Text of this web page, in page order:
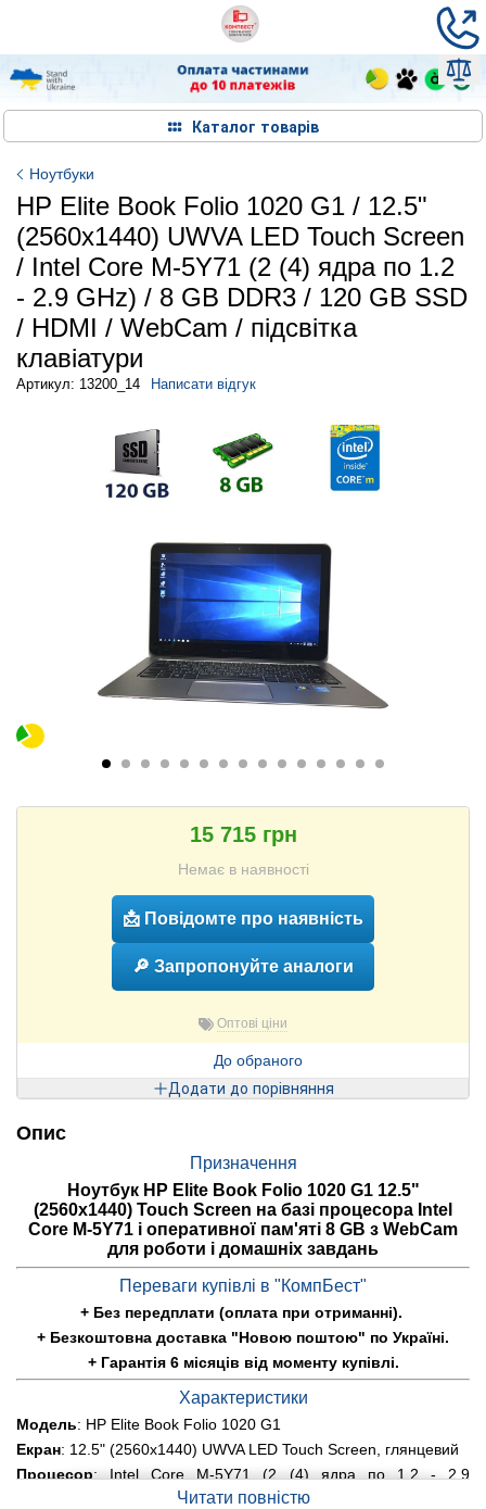
Каталог товарів
Ноутбуки
HP Elite Book Folio 1020 G1 / 12.5"
(2560x1440) UWVA LED Touch Screen
/ Intel Core M-5Y71 (2 (4) ядра по 1.2
- 2.9 GHz) / 8 GB DDR3 / 120 GB SSD
/ HDMI / WebCam / підсвітка
клавіатури
Артикул: 13200_14 Написати відгук
15 715 грн
Немає в наявності
📩 Повідомте про наявність
🔎 Запропонуйте аналоги
Оптові ціни
До обраного
Додати до порівняння
Опис
Призначення
Ноутбук HP Elite Book Folio 1020 G1 12.5"
(2560x1440) Touch Screen на базі процесора Intel
Core M-5Y71 і оперативної пам'яті 8 GB з WebCam
для роботи і домашніх завдань
Переваги купівлі в "КомпБест"
+ Без передплати (оплата при отриманні).
+ Безкоштовна доставка "Новою поштою" по Україні.
+ Гарантія 6 місяців від моменту купівлі.
Характеристики
Модель: HP Elite Book Folio 1020 G1
Екран: 12.5" (2560x1440) UWVA LED Touch Screen, глянцевий
Процесор: Intel Core M-5Y71 (2 (4) ядра по 1.2 - 2.9
GHz); Cache memory 4 MBЧитати повністю